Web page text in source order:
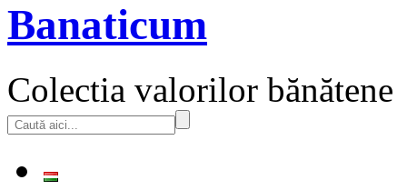
Banaticum
Colectia valorilor bănătene